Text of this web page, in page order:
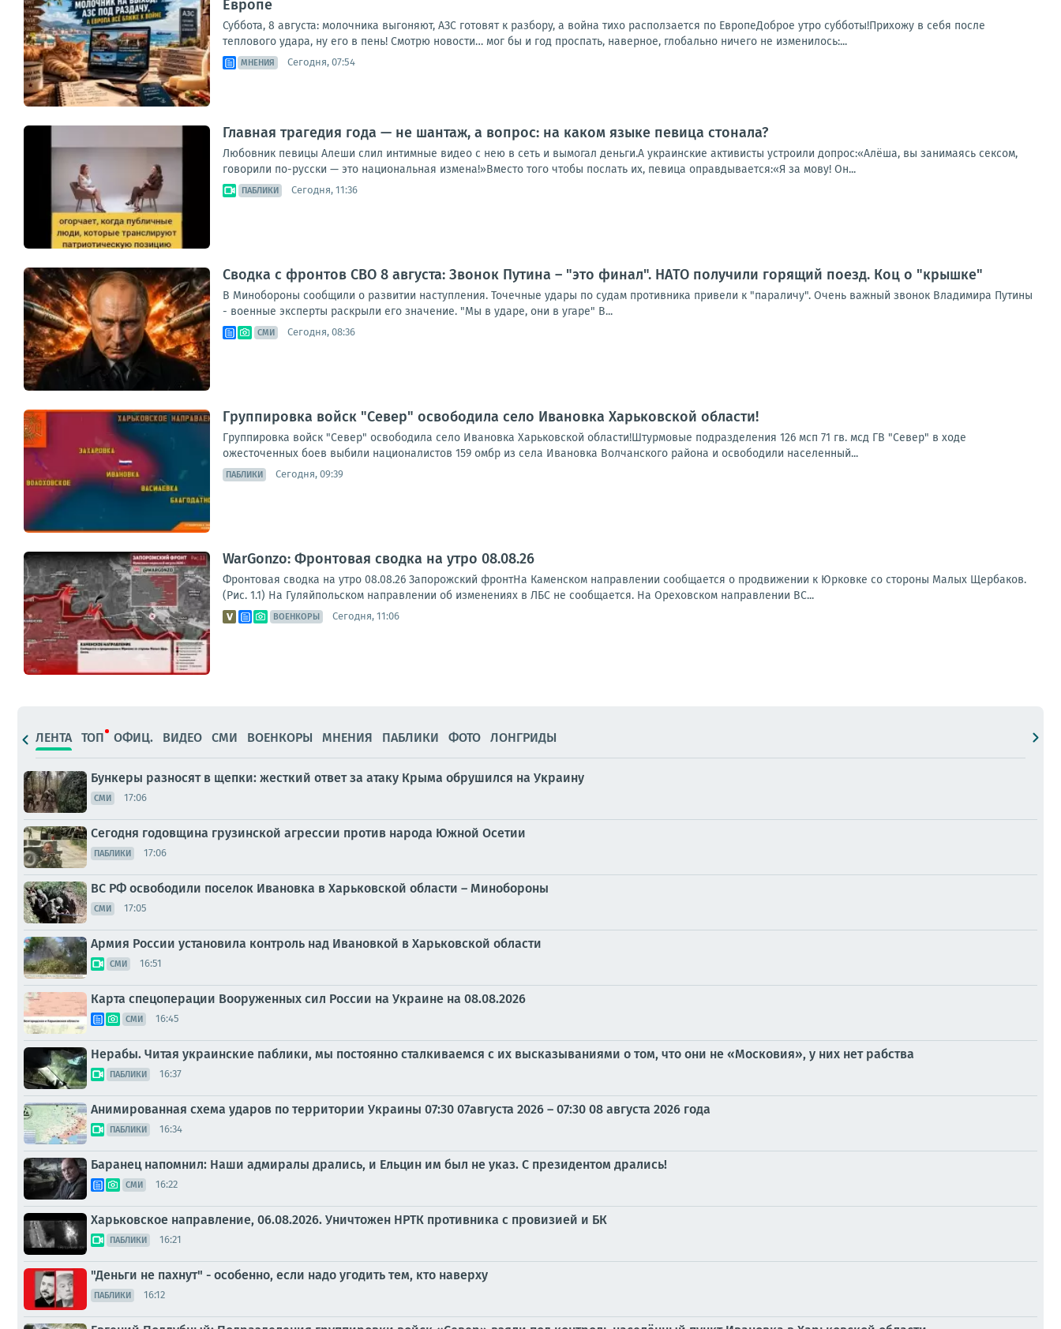
Европе
Суббота, 8 августа: молочника выгоняют, АЗС готовят к разбору, а война тихо расползается по ЕвропеДоброе утро субботы!Прихожу в себя после
теплового удара, ну его в пень! Смотрю новости… мог бы и год проспать, наверное, глобально ничего не изменилось:...
МНЕНИЯ Сегодня, 07:54
Главная трагедия года — не шантаж, а вопрос: на каком языке певица стонала?
Любовник певицы Алеши слил интимные видео с нею в сеть и вымогал деньги.А украинские активисты устроили допрос:«Алёша, вы занимаясь сексом,
говорили по-русски — это национальная измена!»Вместо того чтобы послать их, певица оправдывается:«Я за мову! Он...
ПАБЛИКИ Сегодня, 11:36
Сводка с фронтов СВО 8 августа: Звонок Путина – "это финал". НАТО получили горящий поезд. Коц о "крышке"
В Минобороны сообщили о развитии наступления. Точечные удары по судам противника привели к "параличу". Очень важный звонок Владимира Путины
- военные эксперты раскрыли его значение. "Мы в ударе, они в угаре" В...
СМИ Сегодня, 08:36
Группировка войск "Север" освободила село Ивановка Харьковской области!
Группировка войск "Север" освободила село Ивановка Харьковской области!Штурмовые подразделения 126 мсп 71 гв. мсд ГВ "Север" в ходе
ожесточенных боев выбили националистов 159 омбр из села Ивановка Волчанского района и освободили населенный...
ПАБЛИКИ Сегодня, 09:39
WarGonzo: Фронтовая сводка на утро 08.08.26
Фронтовая сводка на утро 08.08.26 Запорожский фронтНа Каменском направлении сообщается о продвижении к Юрковке со стороны Малых Щербаков.
(Рис. 1.1) На Гуляйпольском направлении об изменениях в ЛБС не сообщается. На Ореховском направлении ВС...
ВОЕНКОРЫ Сегодня, 11:06
ЛЕНТА ТОП ОФИЦ. ВИДЕО СМИ ВОЕНКОРЫ МНЕНИЯ ПАБЛИКИ ФОТО ЛОНГРИДЫ
Бункеры разносят в щепки: жесткий ответ за атаку Крыма обрушился на Украину
СМИ 17:06
Сегодня годовщина грузинской агрессии против народа Южной Осетии
ПАБЛИКИ 17:06
ВС РФ освободили поселок Ивановка в Харьковской области – Минобороны
СМИ 17:05
Армия России установила контроль над Ивановкой в Харьковской области
СМИ 16:51
Карта спецоперации Вооруженных сил России на Украине на 08.08.2026
СМИ 16:45
Нерабы. Читая украинские паблики, мы постоянно сталкиваемся с их высказываниями о том, что они не «Московия», у них нет рабства
ПАБЛИКИ 16:37
Анимированная схема ударов по территории Украины 07:30 07августа 2026 – 07:30 08 августа 2026 года
ПАБЛИКИ 16:34
Баранец напомнил: Наши адмиралы дрались, и Ельцин им был не указ. С президентом дрались!
СМИ 16:22
Харьковское направление, 06.08.2026. Уничтожен НРТК противника с провизией и БК
ПАБЛИКИ 16:21
"Деньги не пахнут" - особенно, если надо угодить тем, кто наверху
ПАБЛИКИ 16:12